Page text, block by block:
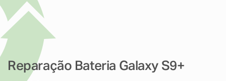
Reparação Bateria Galaxy S9+